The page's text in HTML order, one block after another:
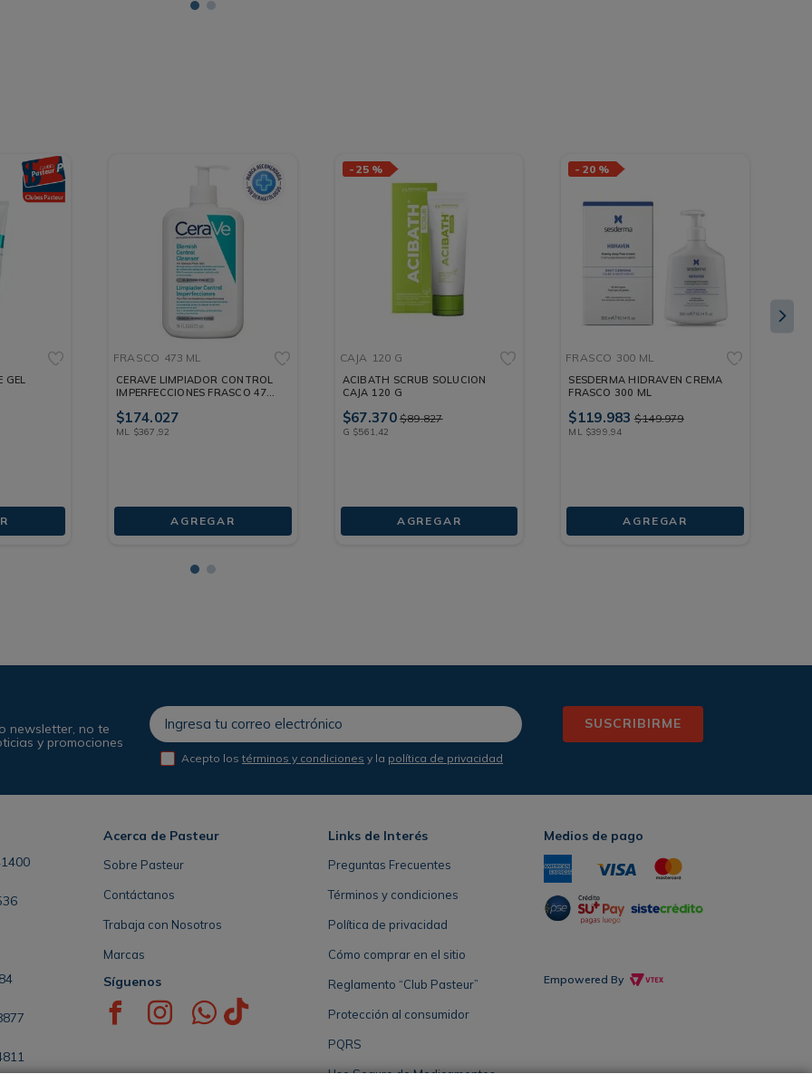
GEL
FRASCO 473 ML
CERAVE LIMPIADOR CONTROL
IMPERFECCIONES FRASCO 473
$174.027
ML $367 92
AGREGAR
- 25 %
CAJA 120 G
ACIBATH SCRUB SOLUCION
CAJA 120 G
$67.370 $89.827
G $561 ,42
AGREGAR
- 20 %
FRASCO 300 ML
SESDERMA HIDRAVEN CREMA
FRASCO 300 ML
$119.983 $149.979
ML $399 94
AGREGAR
newsletter, no te
y promociones
SUSCRIBIRME
Acepto lostérminos y condiciones y la política de privacidad
Acerca de Pasteur
Sobre Pasteur
Contáctanos
Trabaja con Nosotros
Marcas
Síguenos
Links de Interés
Preguntas Frecuentes
Términos y condiciones
Política de privacidad
Cómo comprar en el sitio
Reglamento “Club Pasteur”
Protección al consumidor
PQRS
Medios de pago
Empowered By